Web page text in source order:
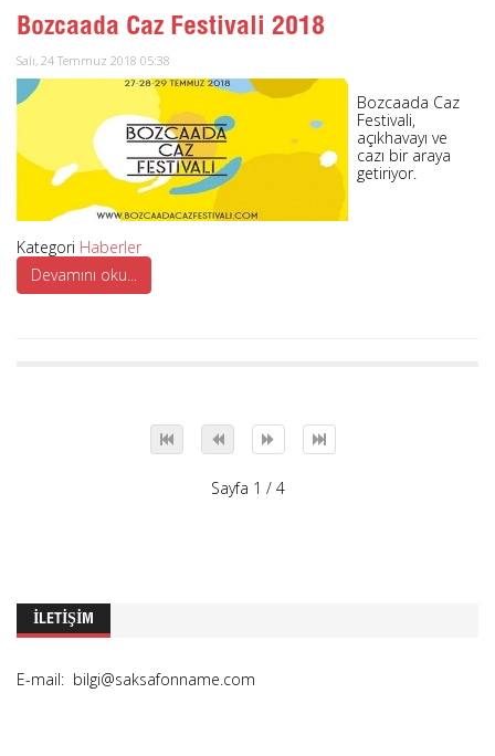
Bozcaada Caz Festivali 2018
Salı, 24 Temmuz 2018 05:38
Bozcaada Caz
Festivali,
açıkhavayı ve
cazı bir araya
getiriyor.
Kategori Haberler
Devamını oku...
Sayfa 1 / 4
İLETIŞIM
E-mail: bilgi@saksafonname.com